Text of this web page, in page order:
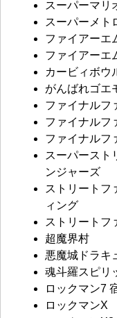
スーパーマリ
スーパーメト
ファイアーエ
ファイアーエ
カービィボウ
がんばれゴエ
ファイナルフ
ファイナルフ
ファイナルフ
スーパースト
ンジャーズ
ストリートフ
ィング
ストリートフ
超魔界村
悪魔城ドラキ
魂斗羅スピリ
ロックマン7
ロックマンX